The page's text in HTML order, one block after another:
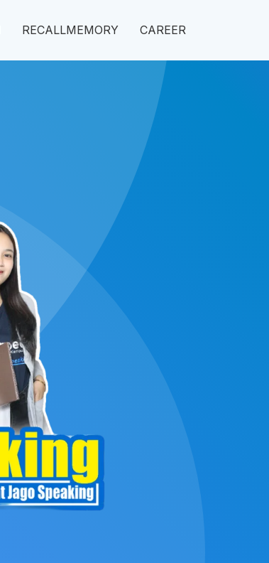
RECALLMEMORY CAREER